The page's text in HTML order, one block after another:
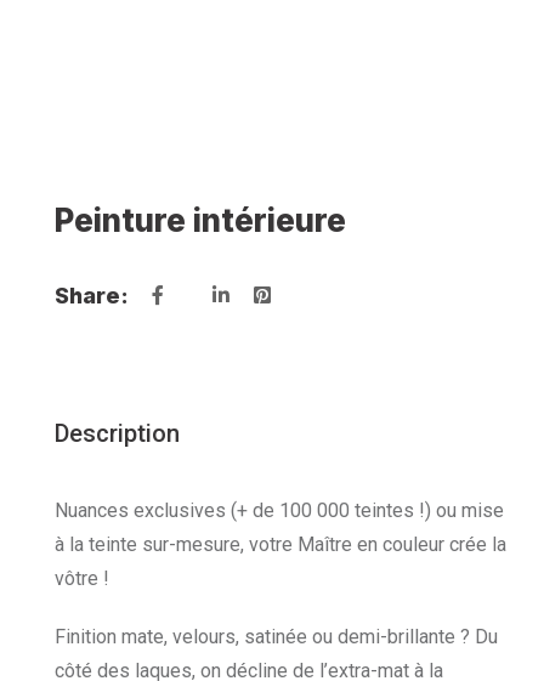
Peinture intérieure
Share:
Description
Nuances exclusives (+ de 100 000 teintes !) ou mise
à la teinte sur-mesure, votre Maître en couleur crée la
vôtre !
Finition mate, velours, satinée ou demi-brillante ? Du
côté des laques, on décline de l’extra-mat à la